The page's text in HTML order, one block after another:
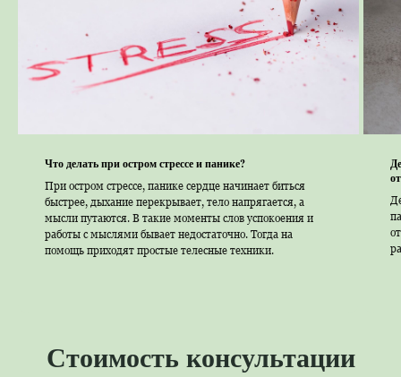
Что делать при остром стрессе и панике?
При остром стрессе, панике сердце начинает биться
быстрее, дыхание перекрывает, тело напрягается, а
мысли путаются. В такие моменты слов успокоения и
работы с мыслями бывает недостаточно. Тогда на
помощь приходят простые телесные техники.
Стоимость консультации